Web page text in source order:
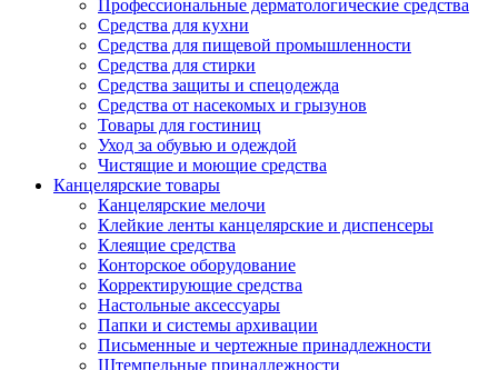
Профессиональные дерматологические средства
Средства для кухни
Средства для пищевой промышленности
Средства для стирки
Средства защиты и спецодежда
Средства от насекомых и грызунов
Товары для гостиниц
Уход за обувью и одеждой
Чистящие и моющие средства
Канцелярские товары
Канцелярские мелочи
Клейкие ленты канцелярские и диспенсеры
Клеящие средства
Конторское оборудование
Корректирующие средства
Настольные аксессуары
Папки и системы архивации
Письменные и чертежные принадлежности
Штемпельные принадлежности